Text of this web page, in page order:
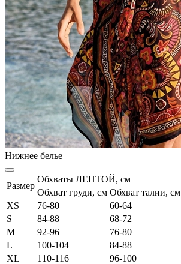
Нижнее белье
Размер
Обхваты ЛЕНТОЙ, см
Обхват груди, см Обхват талии, см
XS
76-80 60-64
S
84-88 68-72
M
92-96 76-80
L
100-104 84-88
XL
110-116 96-100